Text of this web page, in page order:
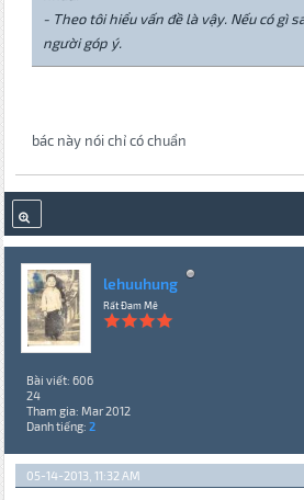
- Theo tôi hiểu vấn đề là vậy. Nếu có gì
người góp ý.
bác này nói chỉ có chuẩn
lehuuhung
Rất Đam Mê
Bài viết: 606
24
Tham gia: Mar 2012
Danh tiếng: 2
05-14-2013, 11:32 AM